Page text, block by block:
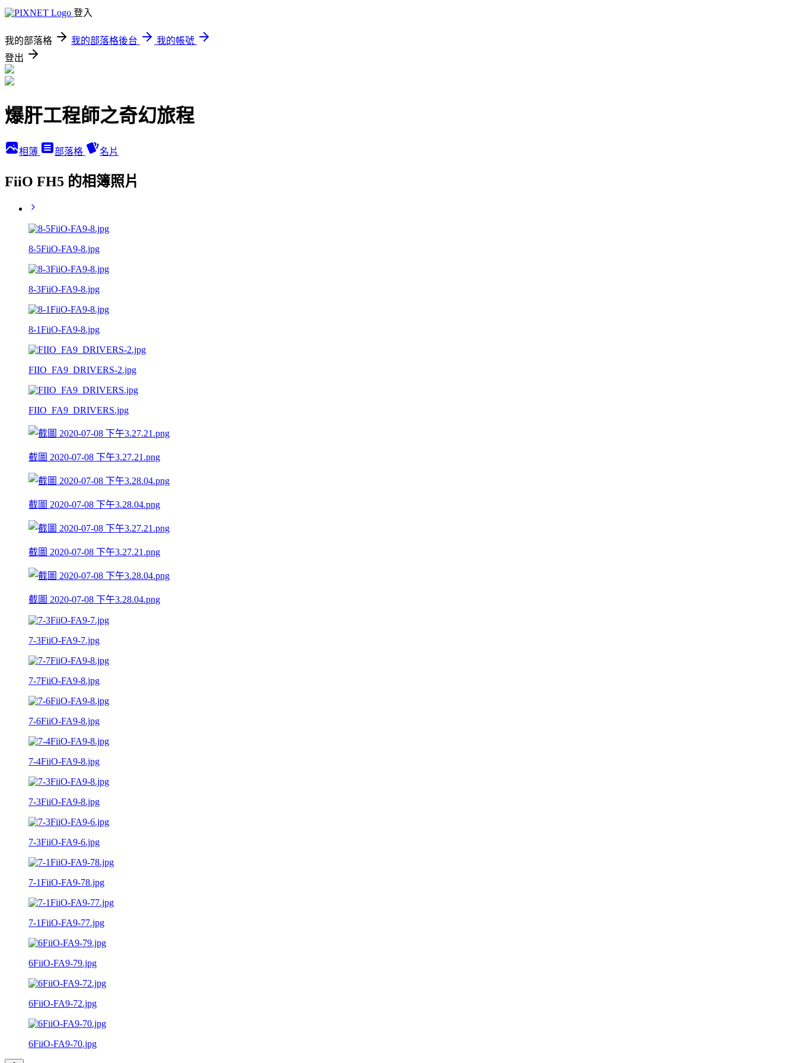
登入
我的部落格 我的部落格後台
我的帳號
登出
爆肝工程師之奇幻旅程
相簿 部落格 名片
FiiO FH5 的相簿照片
8-5FiiO-FA9-8.jpg
8-3FiiO-FA9-8.jpg
8-1FiiO-FA9-8.jpg
FIIO_FA9_DRIVERS-2.jpg
FIIO_FA9_DRIVERS.jpg
截圖 2020-07-08 下午3.27.21.png
截圖 2020-07-08 下午3.28.04.png
截圖 2020-07-08 下午3.27.21.png
截圖 2020-07-08 下午3.28.04.png
7-3FiiO-FA9-7.jpg
7-7FiiO-FA9-8.jpg
7-6FiiO-FA9-8.jpg
7-4FiiO-FA9-8.jpg
7-3FiiO-FA9-8.jpg
7-3FiiO-FA9-6.jpg
7-1FiiO-FA9-78.jpg
7-1FiiO-FA9-77.jpg
6FiiO-FA9-79.jpg
6FiiO-FA9-72.jpg
6FiiO-FA9-70.jpg